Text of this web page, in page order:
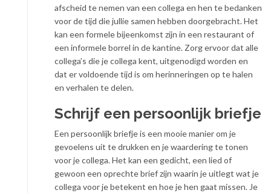
afscheid te nemen van een collega en hen te bedanken
voor de tijd die jullie samen hebben doorgebracht. Het
kan een formele bijeenkomst zijn in een restaurant of
een informele borrel in de kantine. Zorg ervoor dat alle
collega’s die je collega kent, uitgenodigd worden en
dat er voldoende tijd is om herinneringen op te halen
en verhalen te delen.
Schrijf een persoonlijk briefje
Een persoonlijk briefje is een mooie manier om je
gevoelens uit te drukken en je waardering te tonen
voor je collega. Het kan een gedicht, een lied of
gewoon een oprechte brief zijn waarin je uitlegt wat je
collega voor je betekent en hoe je hen gaat missen. Je